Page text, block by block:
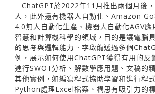
ChatGPT於2022年11月推出兩個月後
人，此外還有機器人自動化、Amazon
4.0無人自動化生產、機器人自動化AGV應
智慧和計算機科學的領域，目的是讓電腦
的思考與邏輯能力。李啟龍透過多個
例，展示如何使用ChatGPT獲得有用的反
進行SWOT分析、解數學應用題、文稿的
其他實例，如編寫程式協助學習和進行程
Python處理Excel檔案、構思有吸引力的標